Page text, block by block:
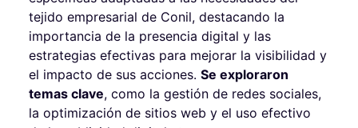
tejido empresarial de Conil, destacando la
importancia de la presencia digital y las
estrategias efectivas para mejorar la visibilidad y
el impacto de sus acciones. Se exploraron
temas clave, como la gestión de redes sociales,
la optimización de sitios web y el uso efectivo